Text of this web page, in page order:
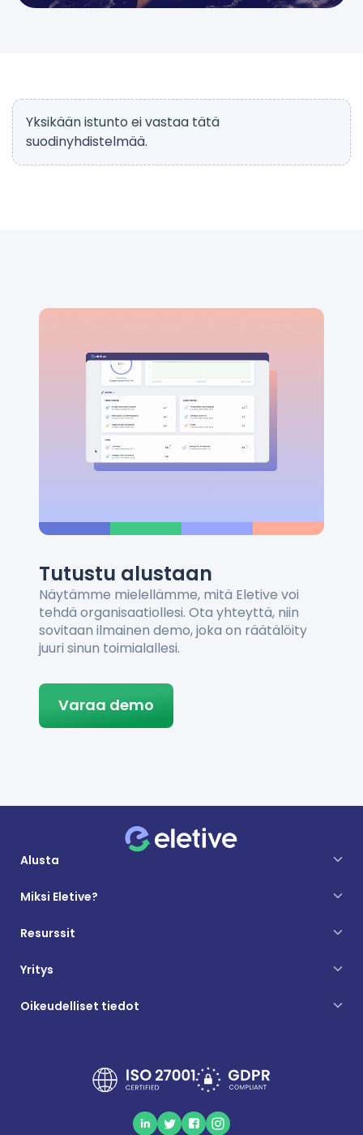
Yksikään istunto ei vastaa tätä
suodinyhdistelmää.
Tutustu alustaan
Näytämme mielellämme, mitä Eletive voi
tehdä organisaatiollesi. Ota yhteyttä, niin
sovitaan ilmainen demo, joka on räätälöity
juuri sinun toimialallesi.
Varaa demo
Alusta
Miksi Eletive?
Resurssit
Yritys
Oikeudelliset tiedot